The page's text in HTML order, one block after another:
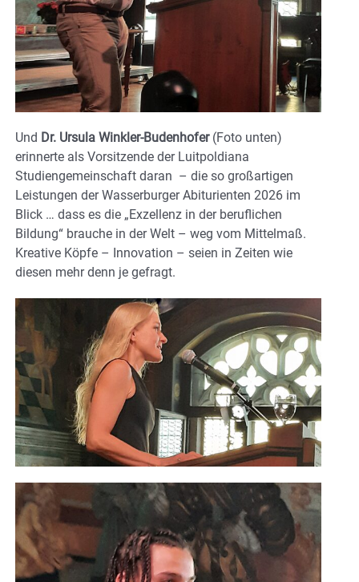
Und Dr. Ursula Winkler-Budenhofer(Foto unten)
erinnerte als Vorsitzende der Luitpoldiana
Studiengemeinschaft daran – die so großartigen
Leistungen der Wasserburger Abiturienten 2026 im
Blick … dass es die „Exzellenz in der beruflichen
Bildung“ brauche in der Welt – weg vom Mittelmaß.
Kreative Köpfe – Innovation – seien in Zeiten wie
diesen mehr denn je gefragt.